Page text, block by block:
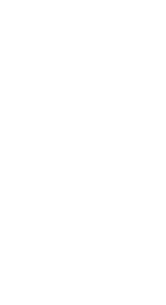
Upacara